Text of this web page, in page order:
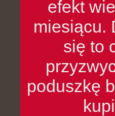
efekt
miesiącu.
się to
poduszkę